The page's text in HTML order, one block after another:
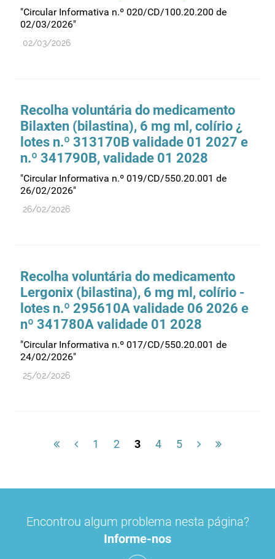
"Circular Informativa n.º 020/CD/100.20.200 de
02/03/2026"
02/03/2026
Recolha voluntária do medicamento
Bilaxten (bilastina), 6 mg ml, colírio ¿
lotes n.º 313170B validade 01 2027 e
n.º 341790B, validade 01 2028
"Circular Informativa n.º 019/CD/550.20.001 de
26/02/2026"
26/02/2026
Recolha voluntária do medicamento
Lergonix (bilastina), 6 mg ml, colírio -
lotes n.º 295610A validade 06 2026 e
nº 341780A validade 01 2028
"Circular Informativa n.º 017/CD/550.20.001 de
24/02/2026"
25/02/2026
1 2 3 4 5
Encontrou algum problema nesta página?
Informe-nos